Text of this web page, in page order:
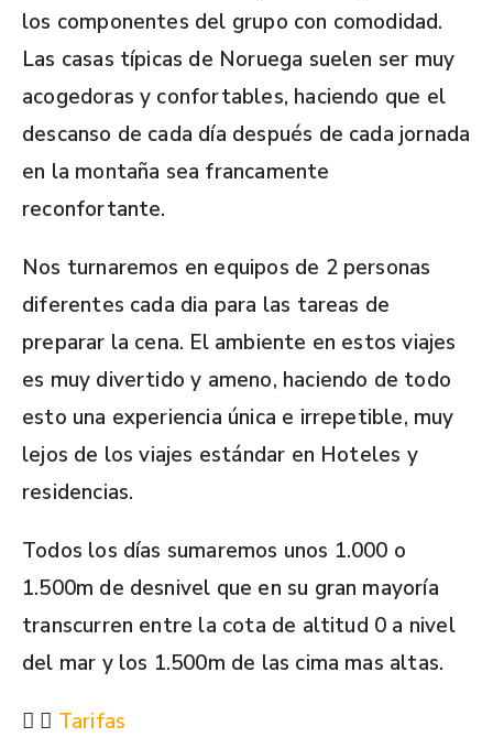
los componentes del grupo con comodidad.
Las casas típicas de Noruega suelen ser muy
acogedoras y confortables, haciendo que el
descanso de cada día después de cada jornada
en la montaña sea francamente
reconfortante.
Nos turnaremos en equipos de 2 personas
diferentes cada dia para las tareas de
preparar la cena. El ambiente en estos viajes
es muy divertido y ameno, haciendo de todo
esto una experiencia única e irrepetible, muy
lejos de los viajes estándar en Hoteles y
residencias.
Todos los días sumaremos unos 1.000 o
1.500m de desnivel que en su gran mayoría
transcurren entre la cota de altitud 0 a nivel
del mar y los 1.500m de las cima mas altas.
Tarifas